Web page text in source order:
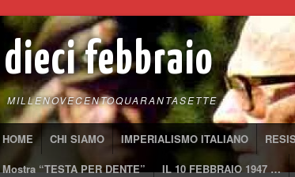
dieci febbraio
MILLENOVECENTOQUARANTASETTE
HOME CHI SIAMO IMPERIALISMO ITALIANO
Mostra “TESTA PER DENTE”
IL 10 FEBBRAIO 1947 …